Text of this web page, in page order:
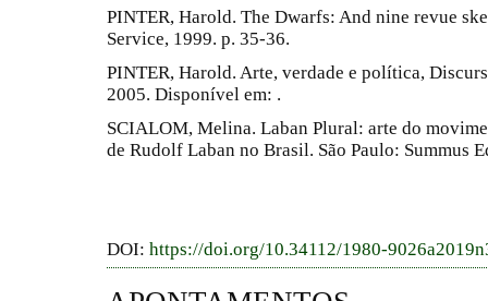
PINTER, Harold. The Dwarfs: And nine revue
Service, 1999. p. 35-36.
PINTER, Harold. Arte, verdade e política,
2005. Disponível em: .
SCIALOM, Melina. Laban Plural: arte do
de Rudolf Laban no Brasil. São Paulo: Summus
DOI: https://doi.org/10.34112/1980-